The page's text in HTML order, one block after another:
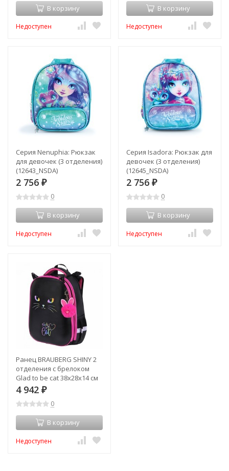
В корзину
Недоступен
В корзину
Недоступен
Серия Nenuphia: Рюкзак
для девочек (3 отделения)
(12643_NSDA)
2 756 ₽
0
В корзину
Недоступен
Серия Isadora: Рюкзак для
девочек (3 отделения)
(12645_NSDA)
2 756 ₽
0
В корзину
Недоступен
Ранец BRAUBERG SHINY 2
отделения с брелоком
Glad to be cat 38х28х14 см
271382 (1) (93201)
4 942 ₽
0
В корзину
Недоступен